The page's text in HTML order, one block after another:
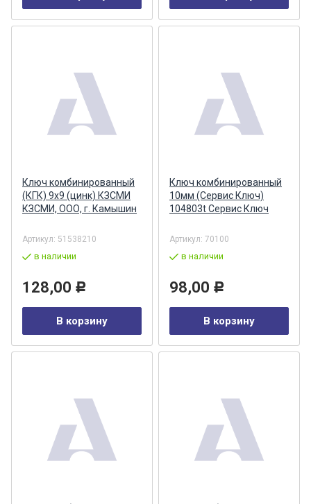
Ключ комбинированный
(КГК) 9х9 (цинк) КЗСМИ
КЗСМИ, ООО, г. Камышин
Артикул: 51538210
в наличии
128,00 Р
В корзину
Ключ комбинированный
10мм (Сервис Ключ)
104803t Сервис Ключ
Артикул: 70100
в наличии
98,00 Р
В корзину